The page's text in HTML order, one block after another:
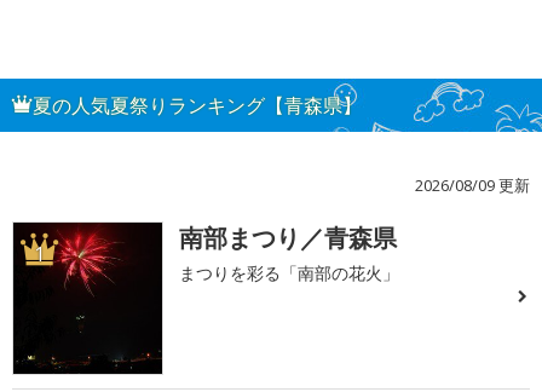
夏の人気夏祭りランキング【青森県】
2026/08/09 更新
1 南部まつり／青森県
まつりを彩る「南部の花火」